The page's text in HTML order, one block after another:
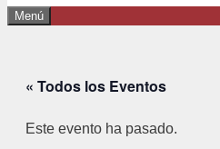
Menú
« Todos los Eventos
Este evento ha pasado.